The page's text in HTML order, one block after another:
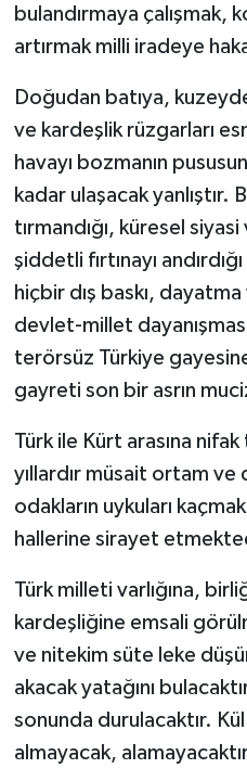
bulandırmaya çalışmak,
artırmak milli iradeye
Doğudan batıya,
ve kardeşlik rüzgarları
havayı bozmanın
kadar ulaşacak yanlıştır.
tırmandığı, küresel
şiddetli fırtınayı
hiçbir dış baskı,
devlet-millet
terörsüz Türkiye
gayreti son bir asrın
Türk ile Kürt arasına
yıllardır müsait ortam ve
odakların uykuları
hallerine sirayet
Türk milleti varlığına,
kardeşliğine emsali
ve nitekim süte leke
akacak yatağını
sonunda durulacaktır.
almayacak,